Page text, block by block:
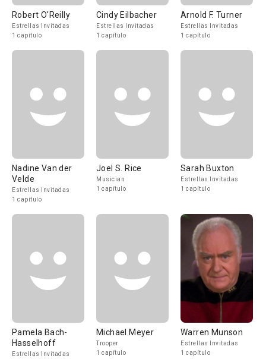
Robert O'Reilly
Estrellas Invitadas
1 capítulo
Cindy Eilbacher
Estrellas Invitadas
1 capítulo
Arnold F. Turner
Estrellas Invitadas
1 capítulo
Nadine Van der
Velde
Estrellas Invitadas
1 capítulo
Joel S. Rice
Musician
1 capítulo
Sarah Buxton
Estrellas Invitadas
1 capítulo
Pamela Bach-
Hasselhoff
Estrellas Invitadas
Michael Meyer
Trooper
1 capítulo
Warren Munson
Estrellas Invitadas
1 capítulo